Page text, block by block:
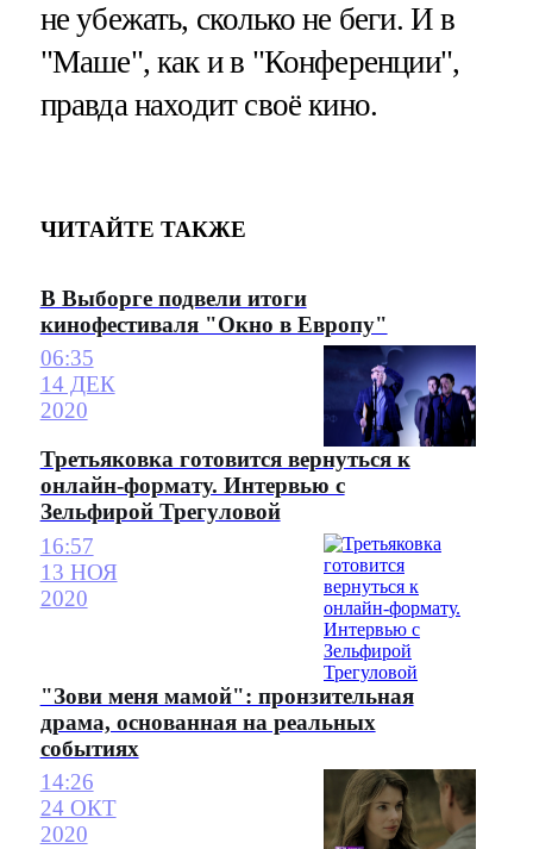
не убежать, сколько не беги. И в
"Маше", как и в "Конференции",
правда находит своё кино.
ЧИТАЙТЕ ТАКЖЕ
В Выборге подвели итоги
кинофестиваля "Окно в Европу"
06:35
14 ДЕК
2020
Третьяковка готовится вернуться к
онлайн-формату. Интервью с
Зельфирой Трегуловой
16:57
13 НОЯ
2020
"Зови меня мамой": пронзительная
драма, основанная на реальных
событиях
14:26
24 ОКТ
2020